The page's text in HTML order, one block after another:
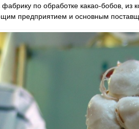
фабрику по обработке какао-бобов,
предприятием и основным